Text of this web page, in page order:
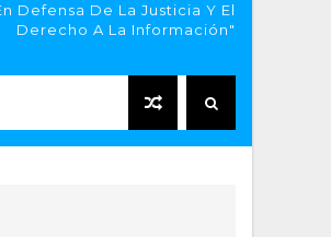
Defensa De La Justicia Y El
Derecho A La Información"